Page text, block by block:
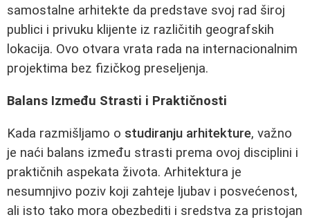
samostalne arhitekte da predstave svoj rad široj
publici i privuku klijente iz različitih geografskih
lokacija. Ovo otvara vrata rada na internacionalnim
projektima bez fizičkog preseljenja.
Balans Između Strasti i Praktičnosti
Kada razmišljamo o studiranju arhitekture, važno
je naći balans između strasti prema ovoj disciplini i
praktičnih aspekata života. Arhitektura je
nesumnjivo poziv koji zahteje ljubav i posvećenost,
ali isto tako mora obezbediti i sredstva za pristojan